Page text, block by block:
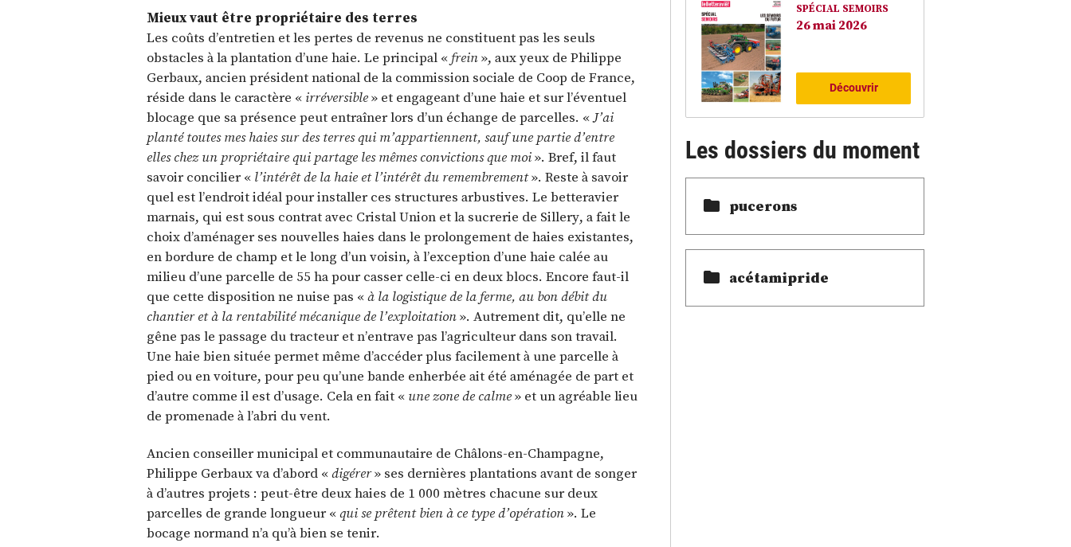
Mieux vaut être propriétaire des terres
Les coûts d’entretien et les pertes de revenus ne constituent pas les seuls
obstacles à la plantation d’une haie. Le principal «frein», aux yeux de Philippe
Gerbaux, ancien président national de la commission sociale de Coop de France,
réside dans le caractère « irréversible» et engageant d’une haie et sur l’éventuel
blocage que sa présence peut entraîner lors d’un échange de parcelles. «J’ai
planté toutes mes haies sur des terres qui m’appartiennent, sauf une partie d’entre
elles chez un propriétaire qui partage les mêmes convictions que moi». Bref, il faut
savoir concilier « l’intérêt de la haie et l’intérêt du remembrement». Reste à savoir
quel est l’endroit idéal pour installer ces structures arbustives. Le betteravier
marnais, qui est sous contrat avec Cristal Union et la sucrerie de Sillery, a fait le
choix d’aménager ses nouvelles haies dans le prolongement de haies existantes,
en bordure de champ et le long d’un voisin, à l’exception d’une haie calée au
milieu d’une parcelle de 55 ha pour casser celle-ci en deux blocs. Encore faut-il
que cette disposition ne nuise pas «à la logistique de la ferme, au bon débit du
chantier et à la rentabilité mécanique de l’exploitation». Autrement dit, qu’elle ne
gêne pas le passage du tracteur et n’entrave pas l’agriculteur dans son travail.
Une haie bien située permet même d’accéder plus facilement à une parcelle à
pied ou en voiture, pour peu qu’une bande enherbée ait été aménagée de part et
d’autre comme il est d’usage. Cela en fait « une zone de calme» et un agréable lieu
de promenade à l’abri du vent.
Ancien conseiller municipal et communautaire de Châlons-en-Champagne,
Philippe Gerbaux va d’abord «digérer» ses dernières plantations avant de songer
à d’autres projets : peut-être deux haies de 1 000 mètres chacune sur deux
parcelles de grande longueur «qui se prêtent bien à ce type d’opération». Le
bocage normand n’a qu’à bien se tenir.
SPÉCIAL SEMOIRS
26 mai 2026
Découvrir
Les dossiers du moment
pucerons
acétamipride